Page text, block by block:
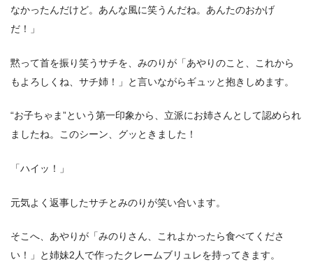
なかったんだけど。あんな風に笑うんだね。あんたのおかげ
だ！」
黙って首を振り笑うサチを、みのりが「あやりのこと、これから
もよろしくね、サチ姉！」と言いながらギュッと抱きしめます。
“お子ちゃま”という第一印象から、立派にお姉さんとして認められ
ましたね。このシーン、グッときました！
「ハイッ！」
元気よく返事したサチとみのりが笑い合います。
そこへ、あやりが「みのりさん、これよかったら食べてくださ
い！」と姉妹2人で作ったクレームブリュレを持ってきます。